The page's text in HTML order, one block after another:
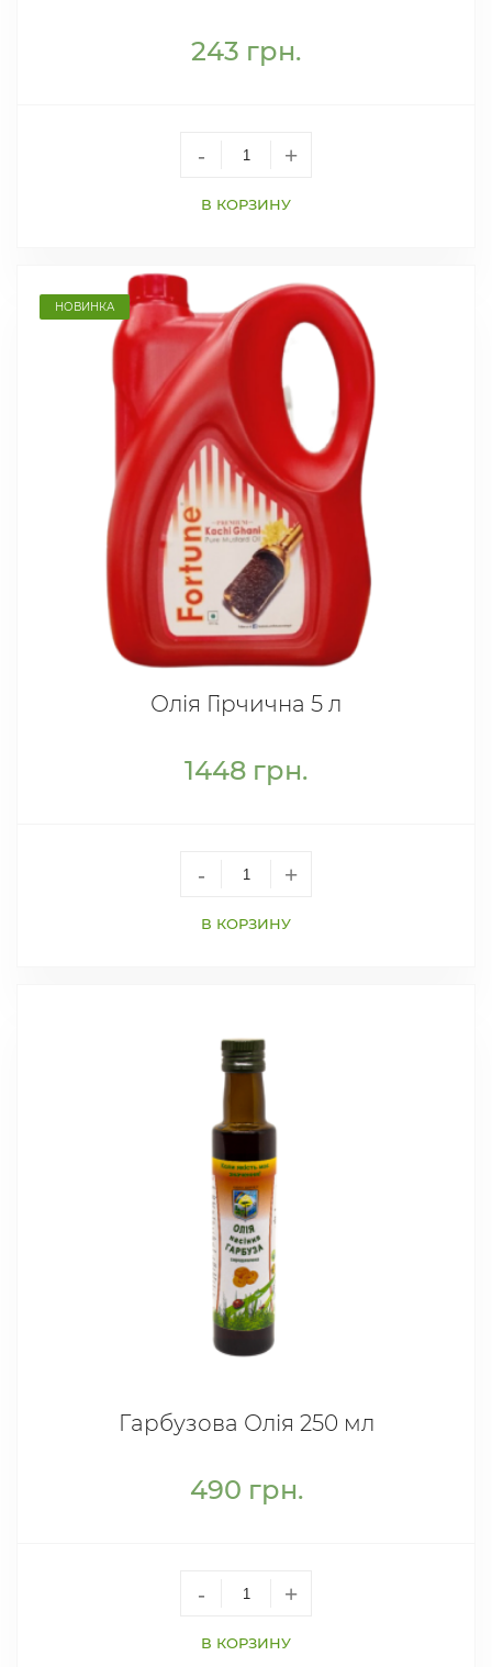
243 грн.
- +
В КОРЗИНУ
НОВИНКА
Олія Гірчична 5 л
1448 грн.
- +
В КОРЗИНУ
Гарбузова Олія 250 мл
490 грн.
- +
В КОРЗИНУ